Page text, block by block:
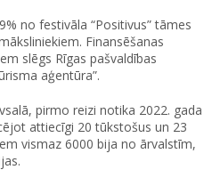
no festivāla “Positivus” tāmes
Finansēšanas
slēgs Rīgas pašvaldības
aģentūra”.
pirmo reizi notika 2022. gada
attiecīgi 20 tūkstošus un 23
vismaz 6000 bija no ārvalstīm,